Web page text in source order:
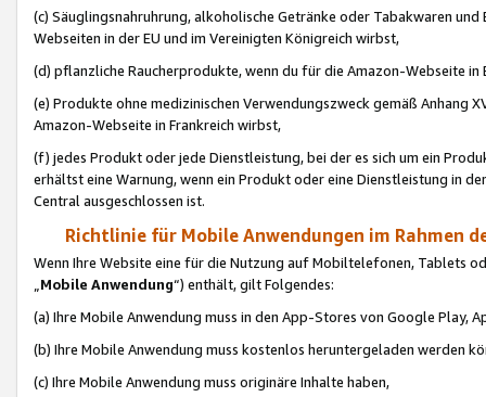
(c) Säuglingsnahruhrung, alkoholische Getränke oder Tabakwaren
Webseiten in der EU und im Vereinigten Königreich wirbst,
(d) pflanzliche Raucherprodukte, wenn du für die Amazon-Webseite in
(e) Produkte ohne medizinischen Verwendungszweck gemäß Anhang
Amazon-Webseite in Frankreich wirbst,
(f) jedes Produkt oder jede Dienstleistung, bei der es sich um ein
erhältst eine Warnung, wenn ein Produkt oder eine Dienstleistung in
Central ausgeschlossen ist.
Richtlinie für Mobile Anwendungen im Rahmen
Wenn Ihre Website eine für die Nutzung auf Mobiltelefonen, Tablets
„Mobile Anwendung“) enthält, gilt Folgendes:
(a) Ihre Mobile Anwendung muss in den App-Stores von Google Play,
(b) Ihre Mobile Anwendung muss kostenlos heruntergeladen werden
(c) Ihre Mobile Anwendung muss originäre Inhalte haben,